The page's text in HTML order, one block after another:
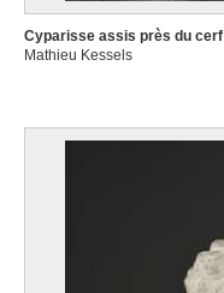
Cyparisse assis près du cerf
Mathieu Kessels